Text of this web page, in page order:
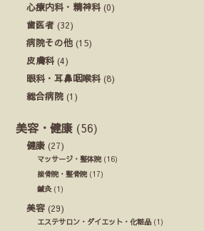
心療内科・精神科 (0)
歯医者 (32)
病院その他 (15)
皮膚科 (4)
眼科・耳鼻咽喉科 (8)
総合病院 (1)
美容・健康 (56)
健康 (27)
マッサージ・整体院(16)
接骨院・整骨院(17)
鍼灸(1)
美容 (29)
エステサロン・ダイエット・化粧品 (1)